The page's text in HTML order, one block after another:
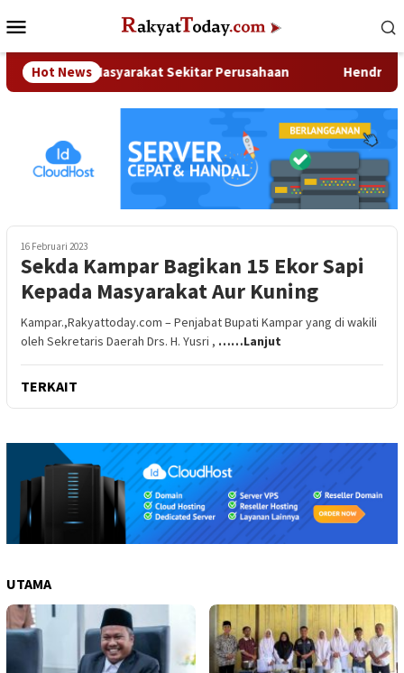
ke
Mobile
Hot News
Hak Masyarakat Sekitar Perusahaan Hendri Domo :
16 Februari 2023
Sekda Kampar Bagikan 15 Ekor Sapi
Kepada Masyarakat Aur Kuning
Kampar.,Rakyattoday.com – Penjabat Bupati Kampar yang di wakili
oleh Sekretaris Daerah Drs. H. Yusri , ……Lanjut
TERKAIT
UTAMA